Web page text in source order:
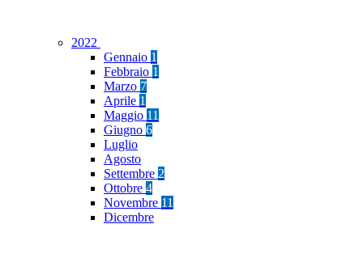
2022
Gennaio 1
Febbraio 1
Marzo 7
Aprile 1
Maggio 11
Giugno 6
Luglio
Agosto
Settembre 2
Ottobre 4
Novembre 11
Dicembre